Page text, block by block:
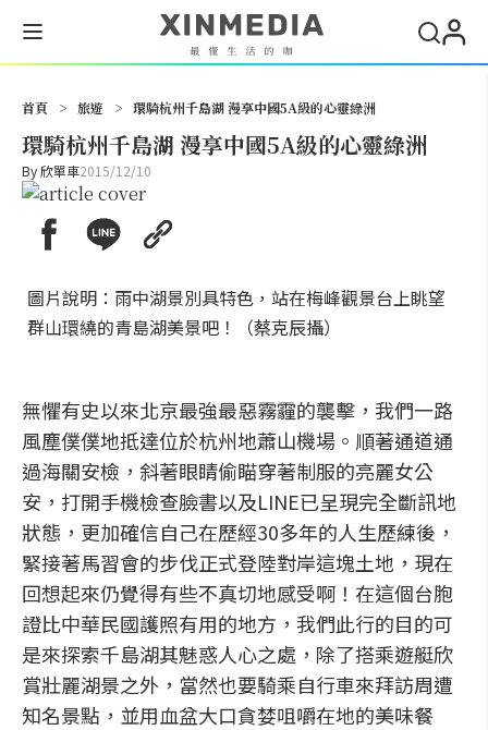
首頁 > 旅遊 > 環騎杭州千島湖 漫享中國5A級的心靈綠洲
環騎杭州千島湖 漫享中國5A級的心靈綠洲
By欣單車2015/12/10
圖片說明：雨中湖景別具特色，站在梅峰觀景台上眺望
群山環繞的青島湖美景吧！（蔡克辰攝）
無懼有史以來北京最強最惡霧霾的襲擊，我們一路
風塵僕僕地抵達位於杭州地蕭山機場。順著通道通
過海關安檢，斜著眼睛偷瞄穿著制服的亮麗女公
安，打開手機檢查臉書以及LINE已呈現完全斷訊地
狀態，更加確信自己在歷經30多年的人生歷練後，
緊接著馬習會的步伐正式登陸對岸這塊土地，現在
回想起來仍覺得有些不真切地感受啊！在這個台胞
證比中華民國護照有用的地方，我們此行的目的可
是來探索千島湖其魅惑人心之處，除了搭乘遊艇欣
賞壯麗湖景之外，當然也要騎乘自行車來拜訪周遭
知名景點，並用血盆大口貪婪咀嚼在地的美味餐